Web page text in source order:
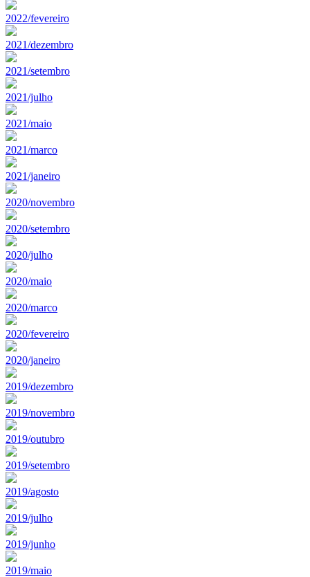
2022/fevereiro
2021/dezembro
2021/setembro
2021/julho
2021/maio
2021/marco
2021/janeiro
2020/novembro
2020/setembro
2020/julho
2020/maio
2020/marco
2020/fevereiro
2020/janeiro
2019/dezembro
2019/novembro
2019/outubro
2019/setembro
2019/agosto
2019/julho
2019/junho
2019/maio